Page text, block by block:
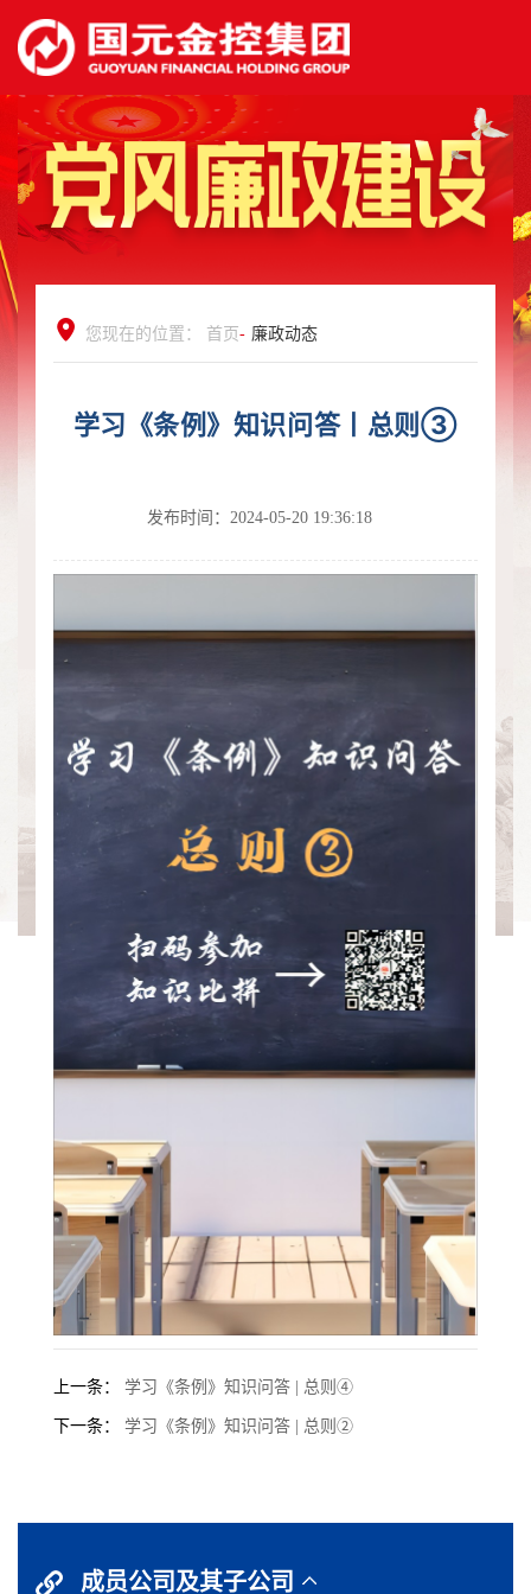
您现在的位置： 首页- 廉政动态
学习《条例》知识问答丨总则③
发布时间：2024-05-20 19:36:18
上一条： 学习《条例》知识问答 | 总则④
下一条： 学习《条例》知识问答 | 总则②
成员公司及其子公司